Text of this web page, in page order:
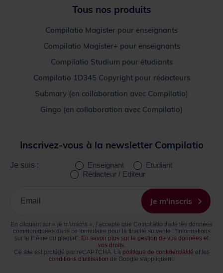
Tous nos produits
Compilatio Magister pour enseignants
Compilatio Magister+ pour enseignants
Compilatio Studium pour étudiants
Compilatio 1D345 Copyright pour rédacteurs
Submary (en collaboration avec Compilatio)
Gingo (en collaboration avec Compilatio)
Inscrivez-vous à la newsletter Compilatio
Je suis : Enseignant
Etudiant
Rédacteur / Editeur
votre
Je m'inscris
En cliquant sur « je m’inscris », j’accepte que Compilatio traite les données
communiquées dans ce formulaire pour la finalité suivante : “Informations
sur le thème du plagiat”. En savoir plus sur la gestion de vos données et
vos droits.
Ce site est protégé par reCAPTCHA. La politique de confidentialité et les
conditions d'utilisation de Google s'appliquent.